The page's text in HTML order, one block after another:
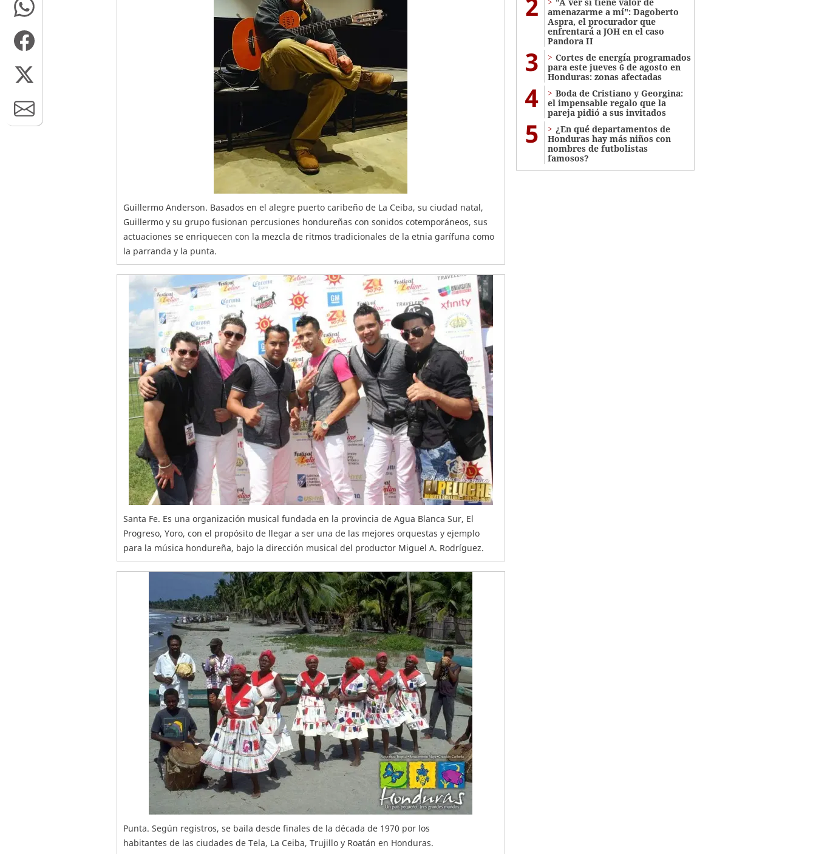
Guillermo Anderson. Basados en el alegre puerto caribeño de La Ceiba, su ciudad natal,
Guillermo y su grupo fusionan percusiones hondureñas con sonidos cotemporáneos, sus
actuaciones se enriquecen con la mezcla de ritmos tradicionales de la etnia garífuna como
la parranda y la punta.
Santa Fe. Es una organización musical fundada en la provincia de Agua Blanca Sur, El
Progreso, Yoro, con el propósito de llegar a ser una de las mejores orquestas y ejemplo
para la música hondureña, bajo la dirección musical del productor Miguel A. Rodríguez.
Punta. Según registros, se baila desde finales de la década de 1970 por los
habitantes de las ciudades de Tela, La Ceiba, Trujillo y Roatán en Honduras.
amenazarme a mí": Dagoberto
Aspra, el procurador que
enfrentará a JOH en el caso
Pandora II
3
Cortes de energía programados
para este jueves 6 de agosto en
Honduras: zonas afectadas
4
Boda de Cristiano y Georgina:
el impensable regalo que la
pareja pidió a sus invitados
5
¿En qué departamentos de
Honduras hay más niños con
nombres de futbolistas
famosos?